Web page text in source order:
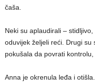
čaša.
Neki su aplaudirali –
oduvijek željeli reći. Drugi su
pokušala da povrati
Anna je okrenula leđa i